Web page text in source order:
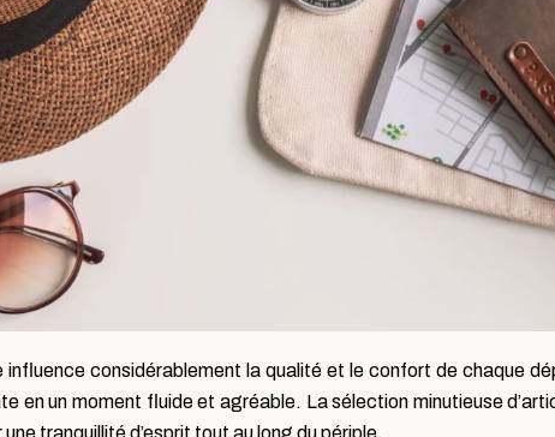
considérablement la qualité et le confort de chaque
en un moment fluide et agréable. La sélection minutieuse